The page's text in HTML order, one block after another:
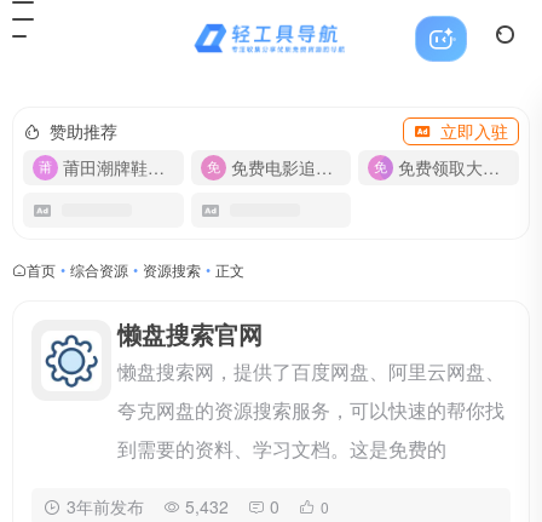
赞助推荐
立即入驻
莆田潮牌鞋服-货源
免费电影追剧APP 免费领取大流量卡【500G】
首页 • 综合资源 • 资源搜索 • 正文
懒盘搜索官网
懒盘搜索网，提供了百度网盘、阿里云网盘、
夸克网盘的资源搜索服务，可以快速的帮你找
到需要的资料、学习文档。这是免费的
3年前发布 5,432 0 0